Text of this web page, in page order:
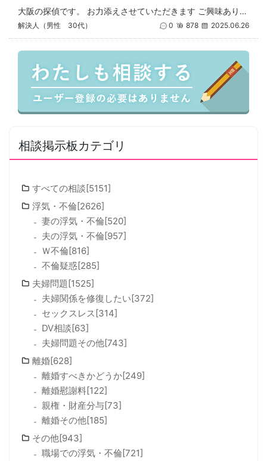
大阪の探偵です。 お力添えさせていただきます ご興味ありましたら ご気軽にお電話ください 080－3081－1430
解決人（男性 30代） 0 878 2025.06.26
相談掲示板カテゴリ
すべての相談[5151]
浮気・不倫[2626]
妻の浮気・不倫[520]
夫の浮気・不倫[957]
Ｗ不倫[816]
不倫疑惑[285]
夫婦問題[1525]
夫婦関係を修復したい[372]
セックスレス[314]
DV相談[63]
夫婦問題その他[743]
離婚[628]
離婚すべきかどうか[249]
離婚慰謝料[122]
親権・財産分与[73]
離婚その他[185]
その他[943]
職場での浮気・不倫[721]